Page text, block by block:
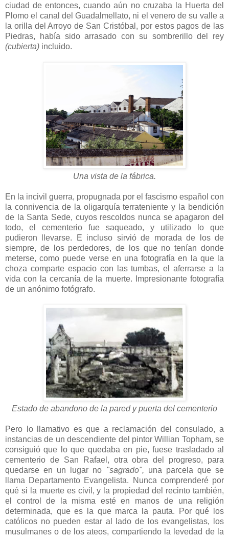
ciudad de entonces, cuando aún no cruzaba la Huerta del
Plomo el canal del Guadalmellato, ni el venero de su valle a
la orilla del Arroyo de San Cristóbal, por estos pagos de las
Piedras, había sido arrasado con su sombrerillo del rey
(cubierta) incluido.
Una vista de la fábrica.
En la incivil guerra, propugnada por el fascismo español con
la connivencia de la oligarquía terrateniente y la bendición
de la Santa Sede, cuyos rescoldos nunca se apagaron del
todo, el cementerio fue saqueado, y utilizado lo que
pudieron llevarse. E incluso sirvió de morada de los de
siempre, de los perdedores, de los que no tenían donde
meterse, como puede verse en una fotografía en la que la
choza comparte espacio con las tumbas, el aferrarse a la
vida con la cercanía de la muerte. Impresionante fotografía
de un anónimo fotógrafo.
Estado de abandono de la pared y puerta del cementerio
Pero lo llamativo es que a reclamación del consulado, a
instancias de un descendiente del pintor Willian Topham, se
consiguió que lo que quedaba en pie, fuese trasladado al
cementerio de San Rafael, otra obra del progreso, para
quedarse en un lugar no "sagrado", una parcela que se
llama Departamento Evangelista. Nunca comprenderé por
qué si la muerte es civil, y la propiedad del recinto también,
el control de la misma esté en manos de una religión
determinada, que es la que marca la pauta. Por qué los
católicos no pueden estar al lado de los evangelistas, los
musulmanes o de los ateos, compartiendo la levedad de la